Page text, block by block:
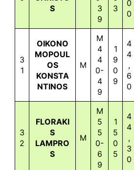
S
3
9
3
0
0
3
1
OIKONO
MOPOUL
OS
KONSTA
NTINOS
M
M
4
4
0-
4
9
1
9
0
9
4
4
,
6
0
3
2
FLORAKI
S
LAMPRO
S
M
M
5
5
0-
6
9
1
5
0
5
4
4
,
3
0